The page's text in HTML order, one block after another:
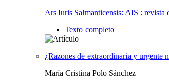
Ars Iuris Salmanticensis: AIS : revista
Texto completo
¿Razones de extraordinaria y urgente
María Cristina Polo Sánchez